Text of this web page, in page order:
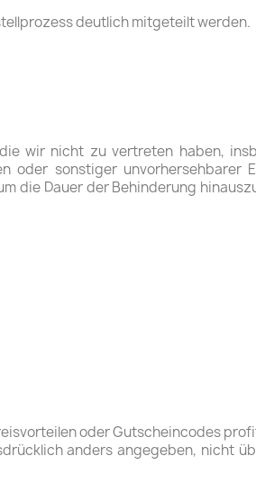
deutlich mitgeteilt werden.
wir nicht zu vertreten haben,
oder sonstiger unvorhersehbarer
die Dauer der Behinderung
oder Gutscheincodes
anders angegeben, nicht